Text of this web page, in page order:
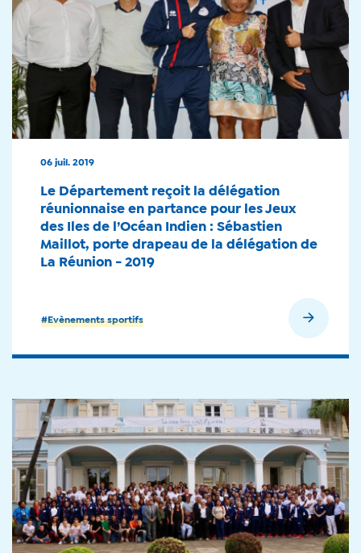
#Evènements sportifs
06 juil. 2019
Le Département reçoit la délégation
réunionnaise en partance pour les Jeux
des Iles de l’Océan Indien : Sébastien
Maillot, porte drapeau de la délégation de
La Réunion - 2019